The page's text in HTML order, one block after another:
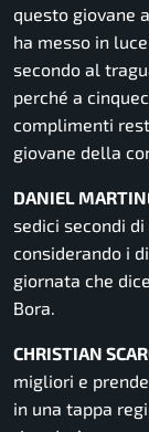
questo giovane
ha messo in
secondo al
perché a
complimenti
giovane della
DANIEL
sedici secondi
considerando i
giornata che
Bora.
CHRISTIAN
migliori e
in una tappa